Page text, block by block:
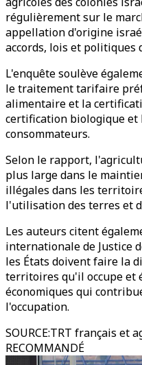
régulièrement sur le
appellation d'origine
accords, lois et politiques
L'enquête soulève
le traitement tarifaire
alimentaire et la
certification biologique et
consommateurs.
Selon le rapport,
plus large dans le
illégales dans les
l'utilisation des terres et
Les auteurs citent
internationale de Justice
les États doivent faire la
territoires qu'il occupe et
économiques qui
l'occupation.
SOURCE:TRT français et
RECOMMANDÉ